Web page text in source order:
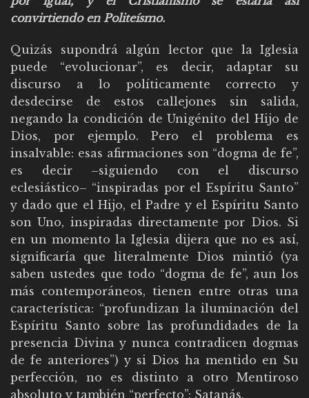
convirtiendo en Politeísmo.
Quizás supondrá algún lector que la Iglesia
puede “evolucionar”, es decir, adaptar su
discurso a lo políticamente correcto y
desdecirse de estos callejones sin salida,
negando la condición de Unigénito del Hijo de
Dios, por ejemplo. Pero el problema es
insalvable: esas afirmaciones son “dogma de fe”,
es decir –siguiendo con el discurso
eclesiástico– “inspiradas por el Espíritu Santo”
y dado que el Hijo, el Padre y el Espíritu Santo
son Uno, inspiradas directamente por Dios. Si
en un momento la Iglesia dijera que no es así,
significaría que literalmente Dios mintió (ya
saben ustedes que todo “dogma de fe”, aun los
más contemporáneos, tienen entre otras una
característica: “profundizan la iluminación del
Espíritu Santo sobre las profundidades de la
presencia Divina y nunca contradicen dogmas
de fe anteriores”) y si Dios ha mentido en Su
perfección, no es distinto a otro Mentiroso
absoluto y también “perfecto”: Satanás.